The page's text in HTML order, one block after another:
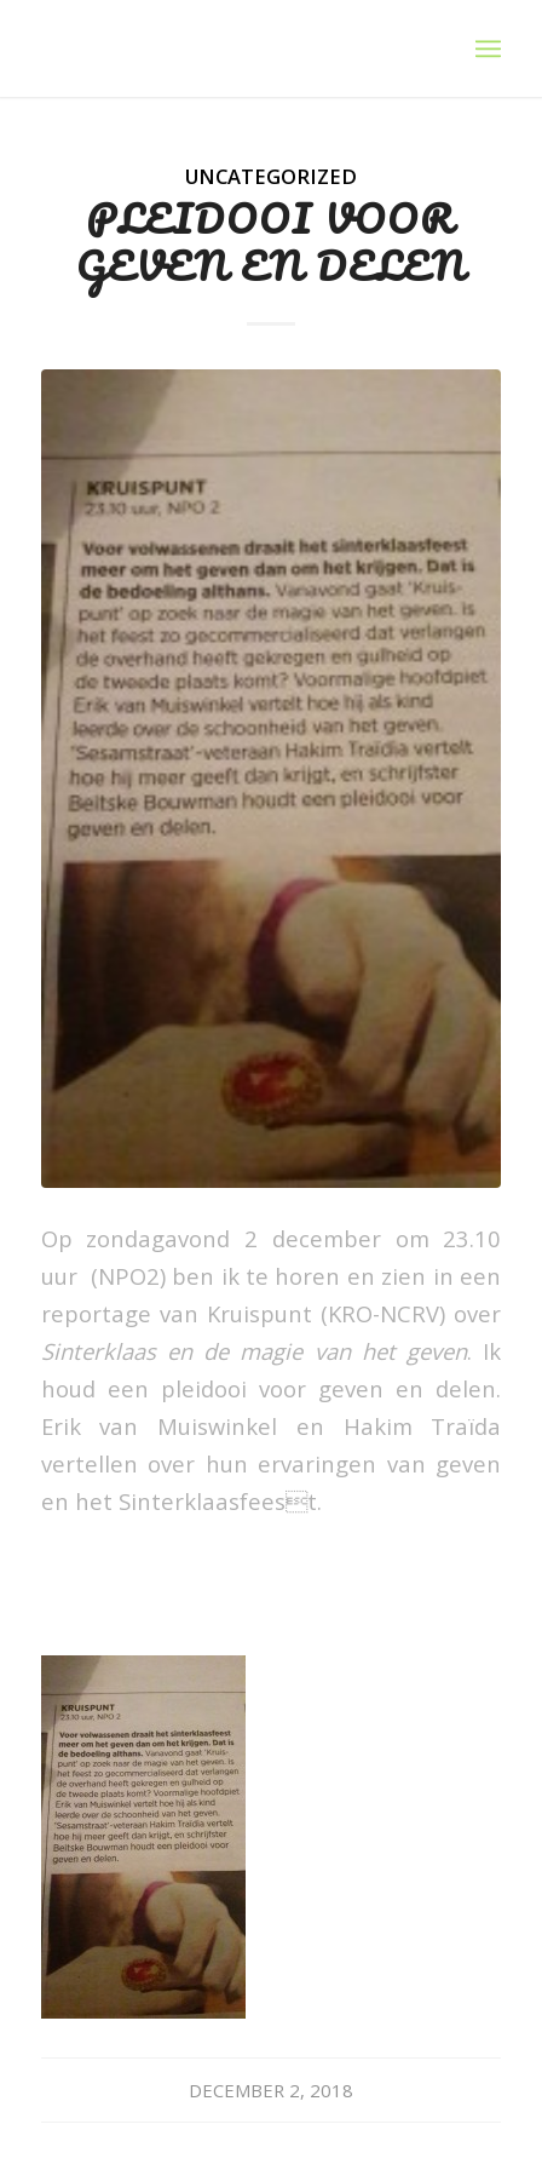
UNCATEGORIZED
PLEIDOOI VOOR
GEVEN EN DELEN
Op zondagavond 2 december om 23.10
uur (NPO2) ben ik te horen en zien in een
reportage van Kruispunt (KRO-NCRV) over
Sinterklaas en de magie van het geven. Ik
houd een pleidooi voor geven en delen.
Erik van Muiswinkel en Hakim Traïda
vertellen over hun ervaringen van geven
en het Sinterklaasfeest.
DECEMBER 2, 2018